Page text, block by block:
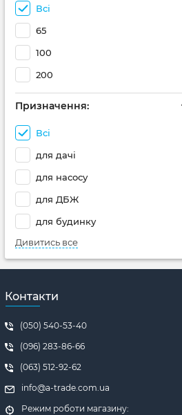
Всі
65
100
200
Призначення:
Всі
для дачі
для насосу
для ДБЖ
для будинку
Дивитись все
Контакти
(050) 540-53-40
(096) 283-86-66
(063) 512-92-62
info@a-trade.com.ua
Режим роботи магазину: